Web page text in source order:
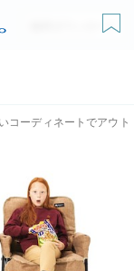
無料ダウンロード
コーディネートでアウ